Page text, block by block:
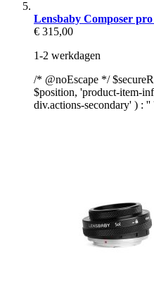
Lensbaby Composer
€ 315,00
1-2 werkdagen
/* @noEscape */
$position, 'product-item-
div.actions-secondary' ) : ''